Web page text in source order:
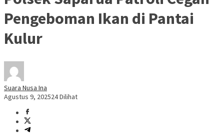
Pengeboman Ikan di Pantai
Kulur
Suara Nusa Ina
Agustus 9, 202524 Dilihat